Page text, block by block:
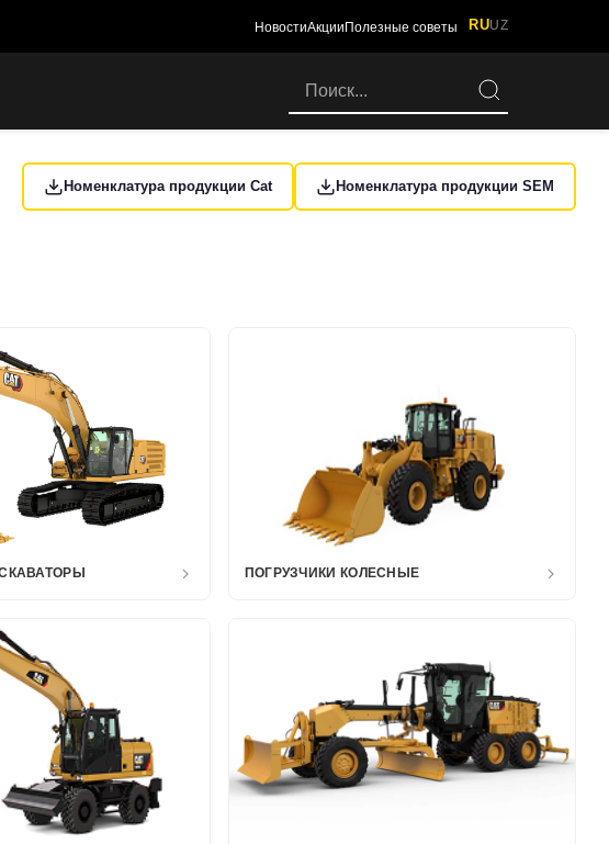
НовостиАкции Полезные советы RUUZ
Номенклатура продукции Cat Номенклатура продукции SEM
ПОГРУЗЧИКИ КОЛЕСНЫЕ